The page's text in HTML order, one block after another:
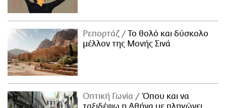
Ρεπορτάζ
Το θολό και δύσκολο
μέλλον της Μονής Σινά
Οπτική Γωνία
Όπου και να